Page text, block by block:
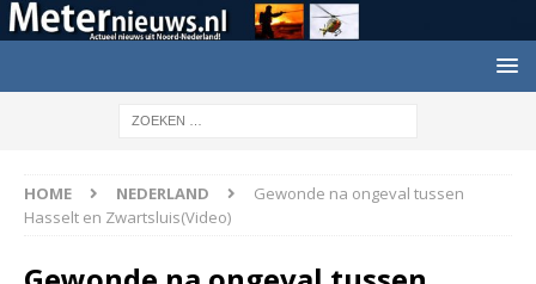
HOME NEDERLAND
Gewonde na ongeval tussen
Hasselt en Zwartsluis(Video)